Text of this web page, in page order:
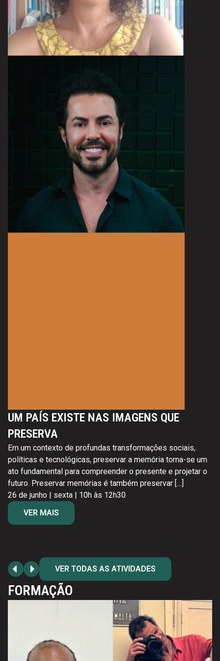
UM PAÍS EXISTE NAS IMAGENS QUE
PRESERVA
Em um contexto de profundas transformações sociais,
políticas e tecnológicas, preservar a memória torna-se um
ato fundamental para compreender o presente e projetar o
futuro. Preservar memórias é também preservar […]
26 de junho | sexta | 10h às 12h30
VER MAIS
VER TODAS AS ATIVIDADES
FORMAÇÃO